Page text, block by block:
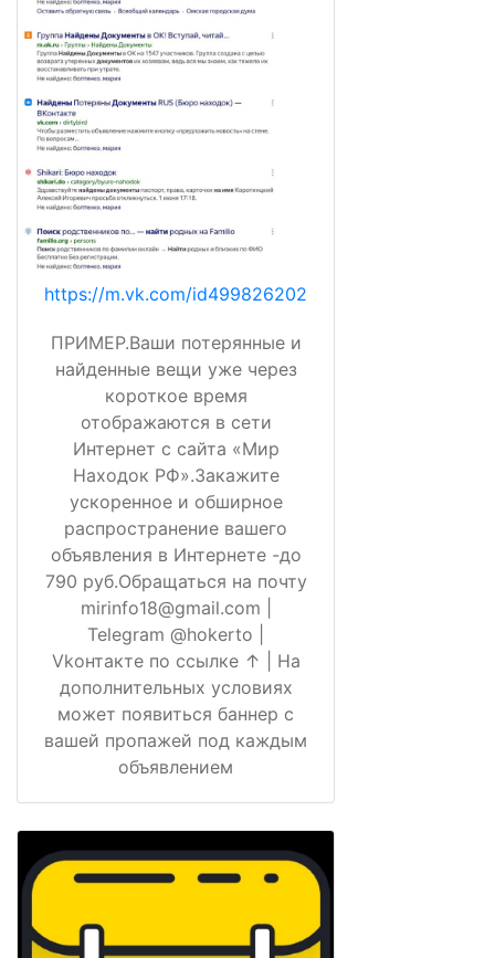
https://m.vk.com/id499826202
ПРИМЕР.Ваши потерянные и
найденные вещи уже через
короткое время
отображаются в сети
Интернет с сайта «Мир
Находок РФ».Закажите
ускоренное и обширное
распространение вашего
объявления в Интернете -до
790 руб.Обращаться на почту
mirinfo18@gmail.com |
Telegram @hokerto |
Vkонтакте по ссылке ↑ | На
дополнительных условиях
может появиться баннер с
вашей пропажей под каждым
объявлением